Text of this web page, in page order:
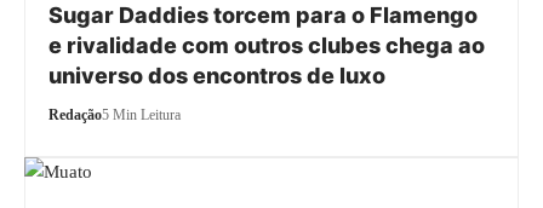
Sugar Daddies torcem para o Flamengo
e rivalidade com outros clubes chega ao
universo dos encontros de luxo
Redação5 Min Leitura